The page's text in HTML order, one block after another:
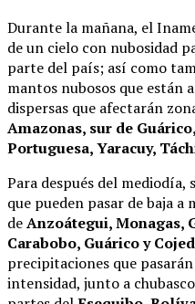
Durante la mañana, el
de un cielo con nubosidad
parte del país; así como
mantos nubosos que están
dispersas que afectarán
Amazonas, sur de
Portuguesa, Yaracuy,
Para después del mediodía,
que pueden pasar de baja a
deAnzoátegui, Monagas,
Carabobo, Guárico y
precipitaciones que
intensidad, junto a